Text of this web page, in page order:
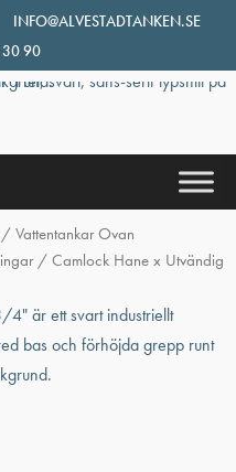
INFO@ALVESTADTANKEN.SE
90
/ Vattentankar Ovan
/ Camlock Hane x Utvändig